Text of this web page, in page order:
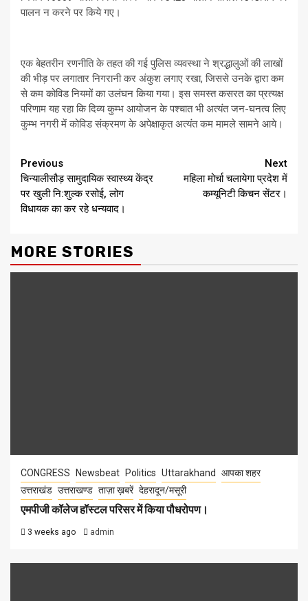
पालन न करने पर किये गए।
एक बेहतरीन रणनीति के तहत की गई पुलिस व्यवस्था ने श्रद्धालुओं की लाखों
की भीड़ पर लगातार निगरानी कर अंकुश लगाए रखा, जिससे उनके द्वारा कम
से कम कोविड नियमों का उलंघन किया गया। इस समस्त कसरत का प्रत्यक्ष
परिणाम यह रहा कि दिव्य कुम्भ आयोजन के पश्चात भी अत्यंत जन-घनत्व लिए
कुम्भ नगरी में कोविड संक्रमण के अपेक्षाकृत अत्यंत कम मामले सामने आये।
Continue
Reading
Previous
चिन्यालीसौड़ सामुदायिक स्वास्थ्य केंद्र
पर खुली नि:शुल्क रसोई, लोग
विधायक का कर रहे धन्यवाद।
Next
महिला मोर्चा चलायेगा प्रदेश में
कम्यूनिटी किचन सेंटर।
MORE STORIES
CONGRESS Newsbeat Politics Uttarakhand
आपका शहर
उत्तराखंड उत्तराखण्ड ताज़ा ख़बरें देहरादून/मसूरी
एमपीजी कॉलेज हॉस्टल परिसर में किया पौधरोपण।
3 weeks ago admin